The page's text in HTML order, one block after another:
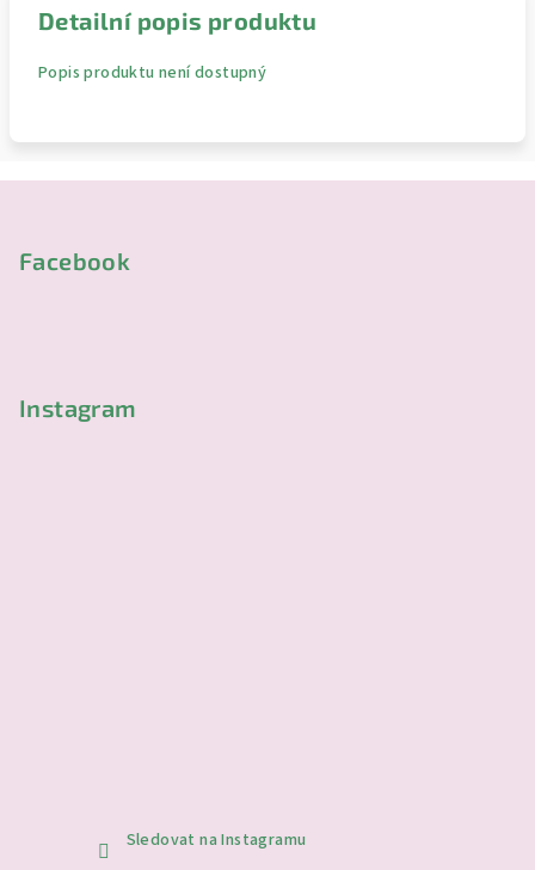
Detailní popis produktu
Popis produktu není dostupný
Facebook
Instagram
Sledovat na Instagramu